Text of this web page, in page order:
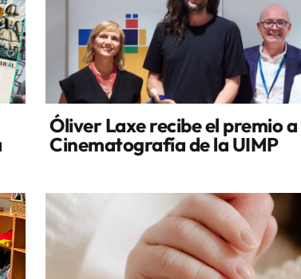
Óliver Laxe recibe el premio a
Cinematografía de la UIMP